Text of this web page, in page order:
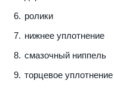
ролики
нижнее уплотнение
смазочный ниппель
торцевое